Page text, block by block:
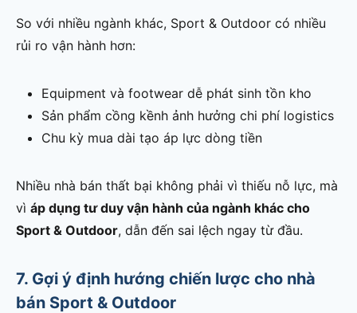
So với nhiều ngành khác, Sport & Outdoor có nhiều
rủi ro vận hành hơn:
Equipment và footwear dễ phát sinh tồn kho
Sản phẩm cồng kềnh ảnh hưởng chi phí logistics
Chu kỳ mua dài tạo áp lực dòng tiền
Nhiều nhà bán thất bại không phải vì thiếu nỗ lực, mà
vì áp dụng tư duy vận hành của ngành khác cho
Sport & Outdoor, dẫn đến sai lệch ngay từ đầu.
7. Gợi ý định hướng chiến lược cho nhà
bán Sport & Outdoor